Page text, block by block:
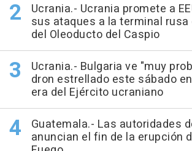
Ucrania.- Ucrania promete a
sus ataques a la terminal
del Oleoducto del Caspio
Ucrania.- Bulgaria ve "muy
dron estrellado este sábado
era del Ejército ucraniano
Guatemala.- Las autoridades
anuncian el fin de la erupción